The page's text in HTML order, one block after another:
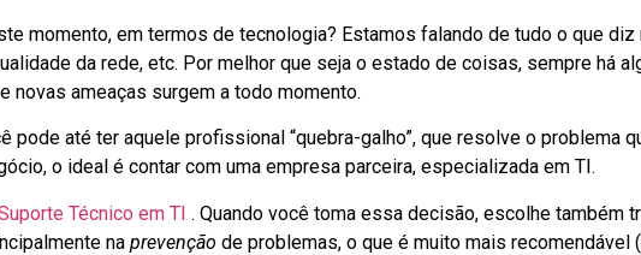
momento, em termos de tecnologia? Estamos falando de tudo o que
da rede, etc. Por melhor que seja o estado de coisas, sempre há
novas ameaças surgem a todo momento.
pode até ter aquele profissional “quebra-galho”, que resolve o problema
o ideal é contar com uma empresa parceira, especializada em TI.
Técnico em TI . Quando você toma essa decisão, escolhe também
na prevenção de problemas, o que é muito mais